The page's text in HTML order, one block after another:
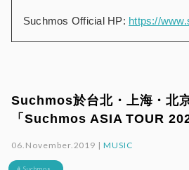
Suchmos Official HP: https://
Suchmos於台北・上海・北
「Suchmos ASIA TOUR
06.November.2019 |MUSIC